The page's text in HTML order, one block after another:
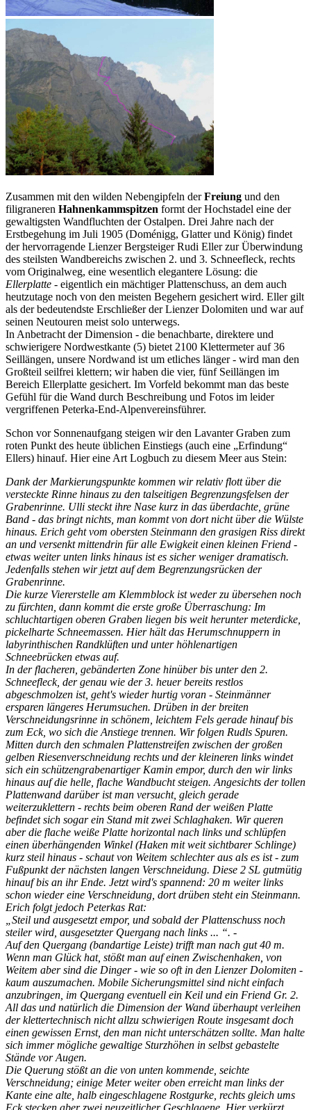
Zusammen mit den wilden Nebengipfeln derFreiung und den
filigraneren Hahnenkammspitzen formt der Hochstadel eine der
gewaltigsten Wandfluchten der Ostalpen. Drei Jahre nach der
Erstbegehung im Juli 1905 (Doménigg, Glatter und König) findet
der hervorragende Lienzer Bergsteiger Rudi Eller zur Überwindung
des steilsten Wandbereichs zwischen 2. und 3. Schneefleck, rechts
vom Originalweg, eine wesentlich elegantere Lösung: die
Ellerplatte - eigentlich ein mächtiger Plattenschuss, an dem auch
heutzutage noch von den meisten Begehern gesichert wird. Eller gilt
als der bedeutendste Erschließer der Lienzer Dolomiten und war auf
seinen Neutouren meist solo unterwegs.
In Anbetracht der Dimension - die benachbarte, direktere und
schwierigere Nordwestkante (5) bietet 2100 Klettermeter auf 36
Seillängen, unsere Nordwand ist um etliches länger - wird man den
Großteil seilfrei klettern; wir haben die vier, fünf Seillängen im
Bereich Ellerplatte gesichert. Im Vorfeld bekommt man das beste
Gefühl für die Wand durch Beschreibung und Fotos im leider
vergriffenen Peterka-End-Alpenvereinsführer.
Schon vor Sonnenaufgang steigen wir den Lavanter Graben zum
roten Punkt des heute üblichen Einstiegs (auch eine „Erfindung“
Ellers) hinauf. Hier eine Art Logbuch zu diesem Meer aus Stein:
Dank der Markierungspunkte kommen wir relativ flott über die
versteckte Rinne hinaus zu den talseitigen Begrenzungsfelsen der
Grabenrinne. Ulli steckt ihre Nase kurz in das überdachte, grüne
Band - das bringt nichts, man kommt von dort nicht über die Wülste
hinaus. Erich geht vom obersten Steinmann den grasigen Riss direkt
an und versenkt mittendrin für alle Ewigkeit einen kleinen Friend -
etwas weiter unten links hinaus ist es sicher weniger dramatisch.
Jedenfalls stehen wir jetzt auf dem Begrenzungsrücken der
Grabenrinne.
Die kurze Viererstelle am Klemmblock ist weder zu übersehen noch
zu fürchten, dann kommt die erste große Überraschung: Im
schluchtartigen oberen Graben liegen bis weit herunter meterdicke,
pickelharte Schneemassen. Hier hält das Herumschnuppern in
labyrinthischen Randklüften und unter höhlenartigen
Schneebrücken etwas auf.
In der flacheren, gebänderten Zone hinüber bis unter den 2.
Schneefleck, der genau wie der 3. heuer bereits restlos
abgeschmolzen ist, geht's wieder hurtig voran - Steinmänner
ersparen längeres Herumsuchen. Drüben in der breiten
Verschneidungsrinne in schönem, leichtem Fels gerade hinauf bis
zum Eck, wo sich die Anstiege trennen. Wir folgen Rudls Spuren.
Mitten durch den schmalen Plattenstreifen zwischen der großen
gelben Riesenverschneidung rechts und der kleineren links windet
sich ein schützengrabenartiger Kamin empor, durch den wir links
hinaus auf die helle, flache Wandbucht steigen. Angesichts der tollen
Plattenwand darüber ist man versucht, gleich gerade
weiterzuklettern - rechts beim oberen Rand der weißen Platte
befindet sich sogar ein Stand mit zwei Schlaghaken. Wir queren
aber die flache weiße Platte horizontal nach links und schlüpfen
einen überhängenden Winkel (Haken mit weit sichtbarer Schlinge)
kurz steil hinaus - schaut von Weitem schlechter aus als es ist - zum
Fußpunkt der nächsten langen Verschneidung. Diese 2 SL gutmütig
hinauf bis an ihr Ende. Jetzt wird's spannend: 20 m weiter links
schon wieder eine Verschneidung, dort drüben steht ein Steinmann.
Erich folgt jedoch Peterkas Rat:
„Steil und ausgesetzt empor, und sobald der Plattenschuss noch
steiler wird, ausgesetzter Quergang nach links ... “. -
Auf den Quergang (bandartige Leiste) trifft man nach gut 40 m.
Wenn man Glück hat, stößt man auf einen Zwischenhaken, von
Weitem aber sind die Dinger - wie so oft in den Lienzer Dolomiten -
kaum auszumachen. Mobile Sicherungsmittel sind nicht einfach
anzubringen, im Quergang eventuell ein Keil und ein Friend Gr. 2.
All das und natürlich die Dimension der Wand überhaupt verleihen
der klettertechnisch nicht allzu schwierigen Route insgesamt doch
einen gewissen Ernst, den man nicht unterschätzen sollte. Man halte
sich immer mögliche gewaltige Sturzhöhen in selbst gebastelte
Stände vor Augen.
Die Querung stößt an die von unten kommende, seichte
Verschneidung; einige Meter weiter oben erreicht man links der
Kante eine alte, halb eingeschlagene Rostgurke, rechts gleich ums
Eck stecken aber zwei neuzeitlicher Geschlagene. Hier verkürzt